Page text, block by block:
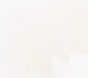
にある
式ブログ
。象印マ
トラン」と
提供しま